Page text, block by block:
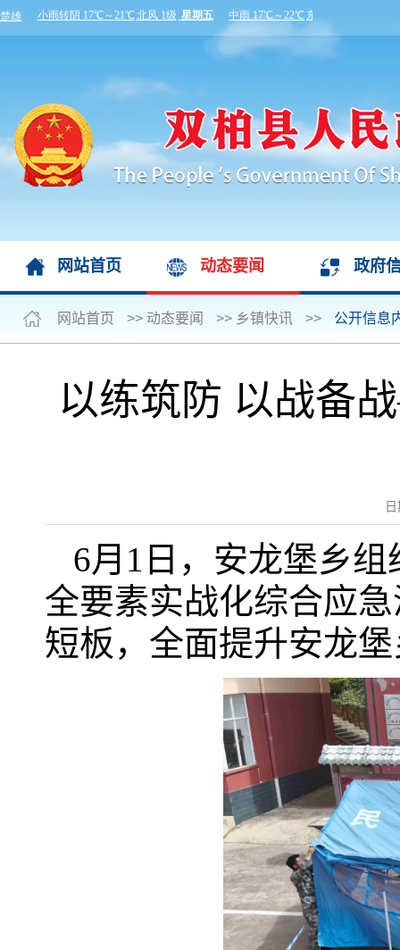
网站首页 动态要闻 政府
网站首页 >> 动态要闻 >> 乡镇快讯 >> 公开信息
以练筑防 以战备
6月1日，安龙堡乡
全要素实战化综合应
短板，全面提升安龙